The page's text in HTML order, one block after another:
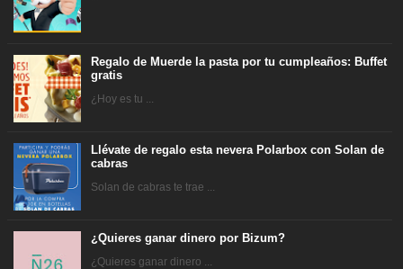
Regalo de Muerde la pasta por tu cumpleaños: Buffet
gratis
¿Hoy es tu ...
Llévate de regalo esta nevera Polarbox con Solan de
cabras
Solan de cabras te trae ...
¿Quieres ganar dinero por Bizum?
¿Quieres ganar dinero ...